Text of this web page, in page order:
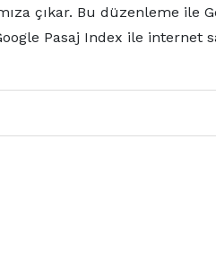
çıkar. Bu düzenleme ile
Pasaj Index ile internet